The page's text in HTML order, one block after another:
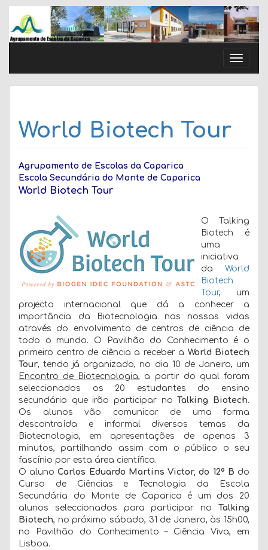
Skip
content
Toggle
World Biotech Tour
Agrupamento de Escolas da Caparica
Escola Secundária do Monte de Caparica
World Biotech Tour
O Talking
Biotech é
uma
iniciativa
da World
Biotech
Tour, um
projecto internacional que dá a conhecer a
importância da Biotecnologia nas nossas vidas
através do envolvimento de centros de ciência de
todo o mundo. O Pavilhão do Conhecimento é o
primeiro centro de ciência a receber a World Biotech
Tour, tendo já organizado, no dia 10 de Janeiro, um
Encontro de Biotecnologia, a partir do qual foram
seleccionados os 20 estudantes do ensino
secundário que irão participar noTalking Biotech.
Os alunos vão comunicar de uma forma
descontraída e informal diversos temas da
Biotecnologia, em apresentações de apenas 3
minutos, partilhando assim com o público o seu
fascínio por esta área científica.
O alunoCarlos Eduardo Martins Victor, do 12º B do
Curso de Ciências e Tecnologia da Escola
Secundária do Monte de Caparica é um dos 20
alunos seleccionados para participar no Talking
Biotech, no próximo sábado, 31 de Janeiro, às 15h00,
no Pavilhão do Conhecimento – Ciência Viva, em
Lisboa.